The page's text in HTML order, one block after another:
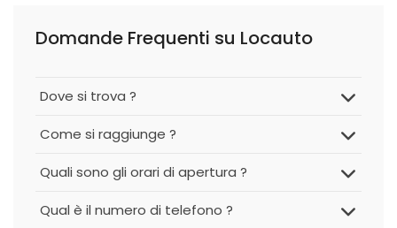
Domande Frequenti su Locauto
Dove si trova ?
Come si raggiunge ?
Quali sono gli orari di apertura ?
Qual è il numero di telefono ?